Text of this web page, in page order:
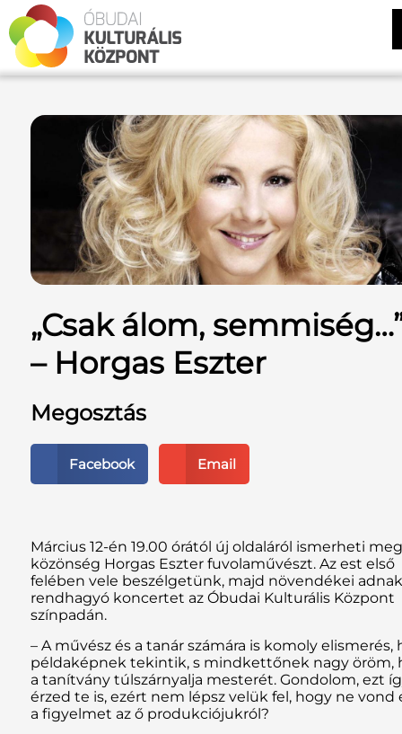
„Csak álom,
– Horgas Eszter
Megosztás
Facebook Email
Március 12-én 19.00 órától új oldaláról ismerheti
közönség Horgas Eszter fuvolaművészt. Az est első
felében vele beszélgetünk, majd növendékei adnak
rendhagyó koncertet az Óbudai Kulturális Központ
színpadán.
– A művész és a tanár számára is komoly elismerés,
példaképnek tekintik, s mindkettőnek nagy öröm,
a tanítvány túlszárnyalja mesterét. Gondolom, ezt
érzed te is, ezért nem lépsz velük fel, hogy ne vond
a figyelmet az ő produkciójukról?